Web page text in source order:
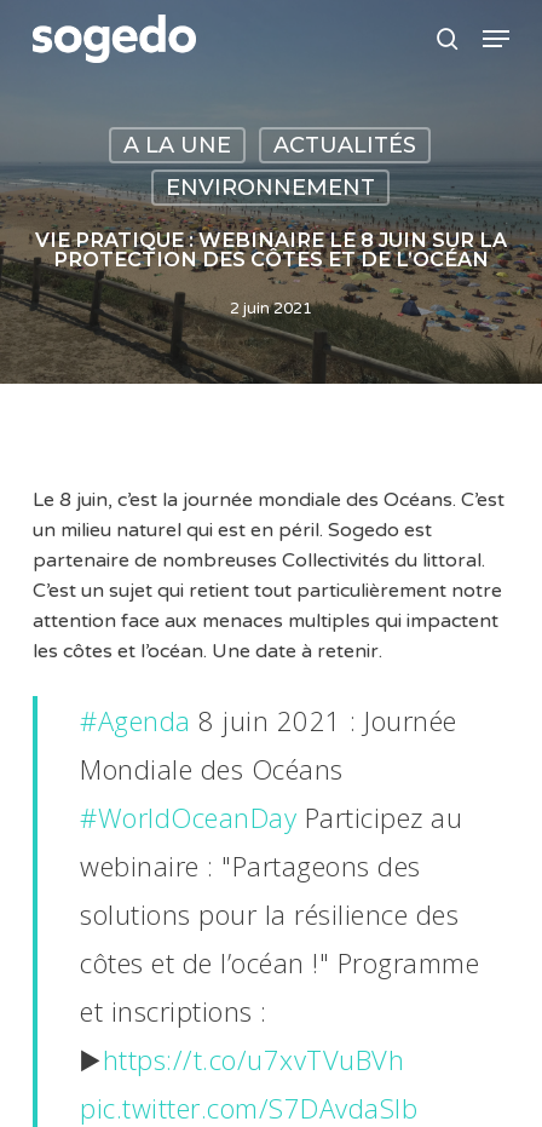
search
Menu
A LA UNE
ACTUALITÉS
ENVIRONNEMENT
VIE PRATIQUE : WEBINAIRE LE 8 JUIN SUR LA
PROTECTION DES CÔTES ET DE L’OCÉAN
2 juin 2021
Le 8 juin, c’est la journée mondiale des Océans. C’est
un milieu naturel qui est en péril. Sogedo est
partenaire de nombreuses Collectivités du littoral.
C’est un sujet qui retient tout particulièrement notre
attention face aux menaces multiples qui impactent
les côtes et l’océan. Une date à retenir.
#Agenda 8 juin 2021 : Journée
Mondiale des Océans
#WorldOceanDay Participez au
webinaire : "Partageons des
solutions pour la résilience des
côtes et de l’océan !" Programme
et inscriptions :
▶️https://t.co/u7xvTVuBVh
pic.twitter.com/S7DAvdaSlb